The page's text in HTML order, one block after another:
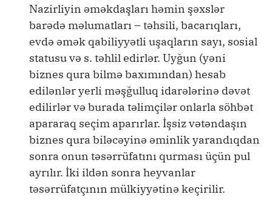
Nazirliyin əməkdaşları həmin şəxslər
barədə məlumatları – təhsili, bacarıqları,
evdə əmək qabiliyyətli uşaqların sayı, sosial
statusu və s. təhlil edirlər. Uyğun (yəni
biznes qura bilmə baxımından) hesab
edilənlər yerli məşğulluq idarələrinə dəvət
edilirlər və burada təlimçilər onlarla söhbət
apararaq seçim aparırlar. İşsiz vətəndaşın
biznes qura biləcəyinə əminlik yarandıqdan
sonra onun təsərrüfatını qurması üçün pul
ayrılır. İki ildən sonra heyvanlar
təsərrüfatçının mülkiyyətinə keçirilir.